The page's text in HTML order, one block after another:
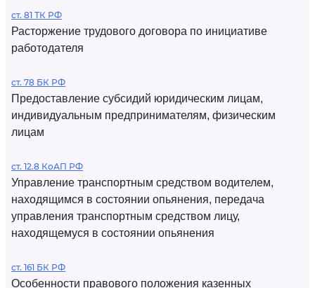
ст. 81 ТК РФ
Расторжение трудового договора по инициативе
работодателя
ст. 78 БК РФ
Предоставление субсидий юридическим лицам,
индивидуальным предпринимателям, физическим
лицам
ст. 12.8 КоАП РФ
Управление транспортным средством водителем,
находящимся в состоянии опьянения, передача
управления транспортным средством лицу,
находящемуся в состоянии опьянения
ст. 161 БК РФ
Особенности правового положения казенных